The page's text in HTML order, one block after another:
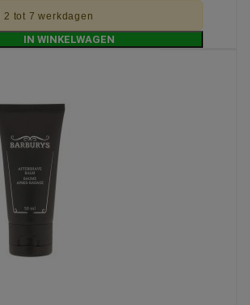
2 tot 7 werkdagen
IN WINKELWAGEN